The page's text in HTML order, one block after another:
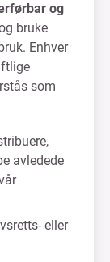
og
bruke
Enhver
som
avledede
eller